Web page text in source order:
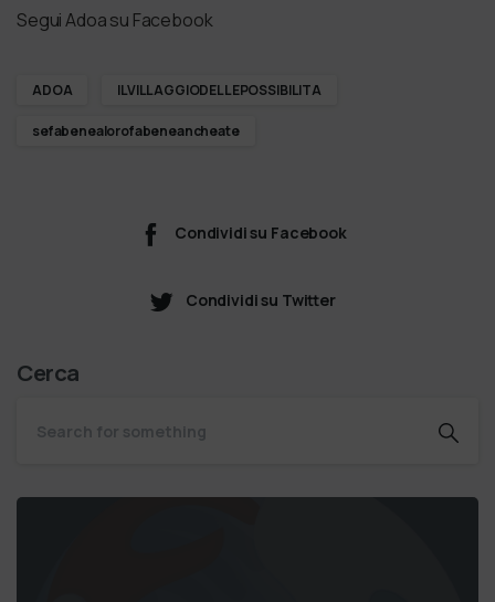
Segui Adoa su Facebook
ADOA ILVILLAGGIODELLEPOSSIBILITA
sefabenealorofabeneancheate
Condividi su Facebook
Condividi su Twitter
Cerca